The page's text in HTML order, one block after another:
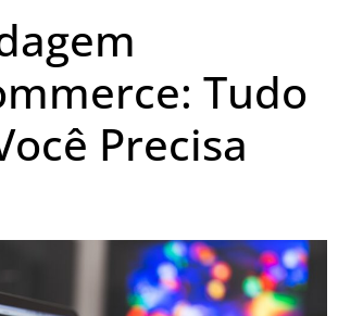
Tudo
Precisa